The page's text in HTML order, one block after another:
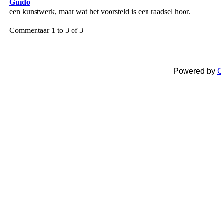
Guido
een kunstwerk, maar wat het voorsteld is een raadsel hoor.
Commentaar 1 to 3 of 3
Powered by